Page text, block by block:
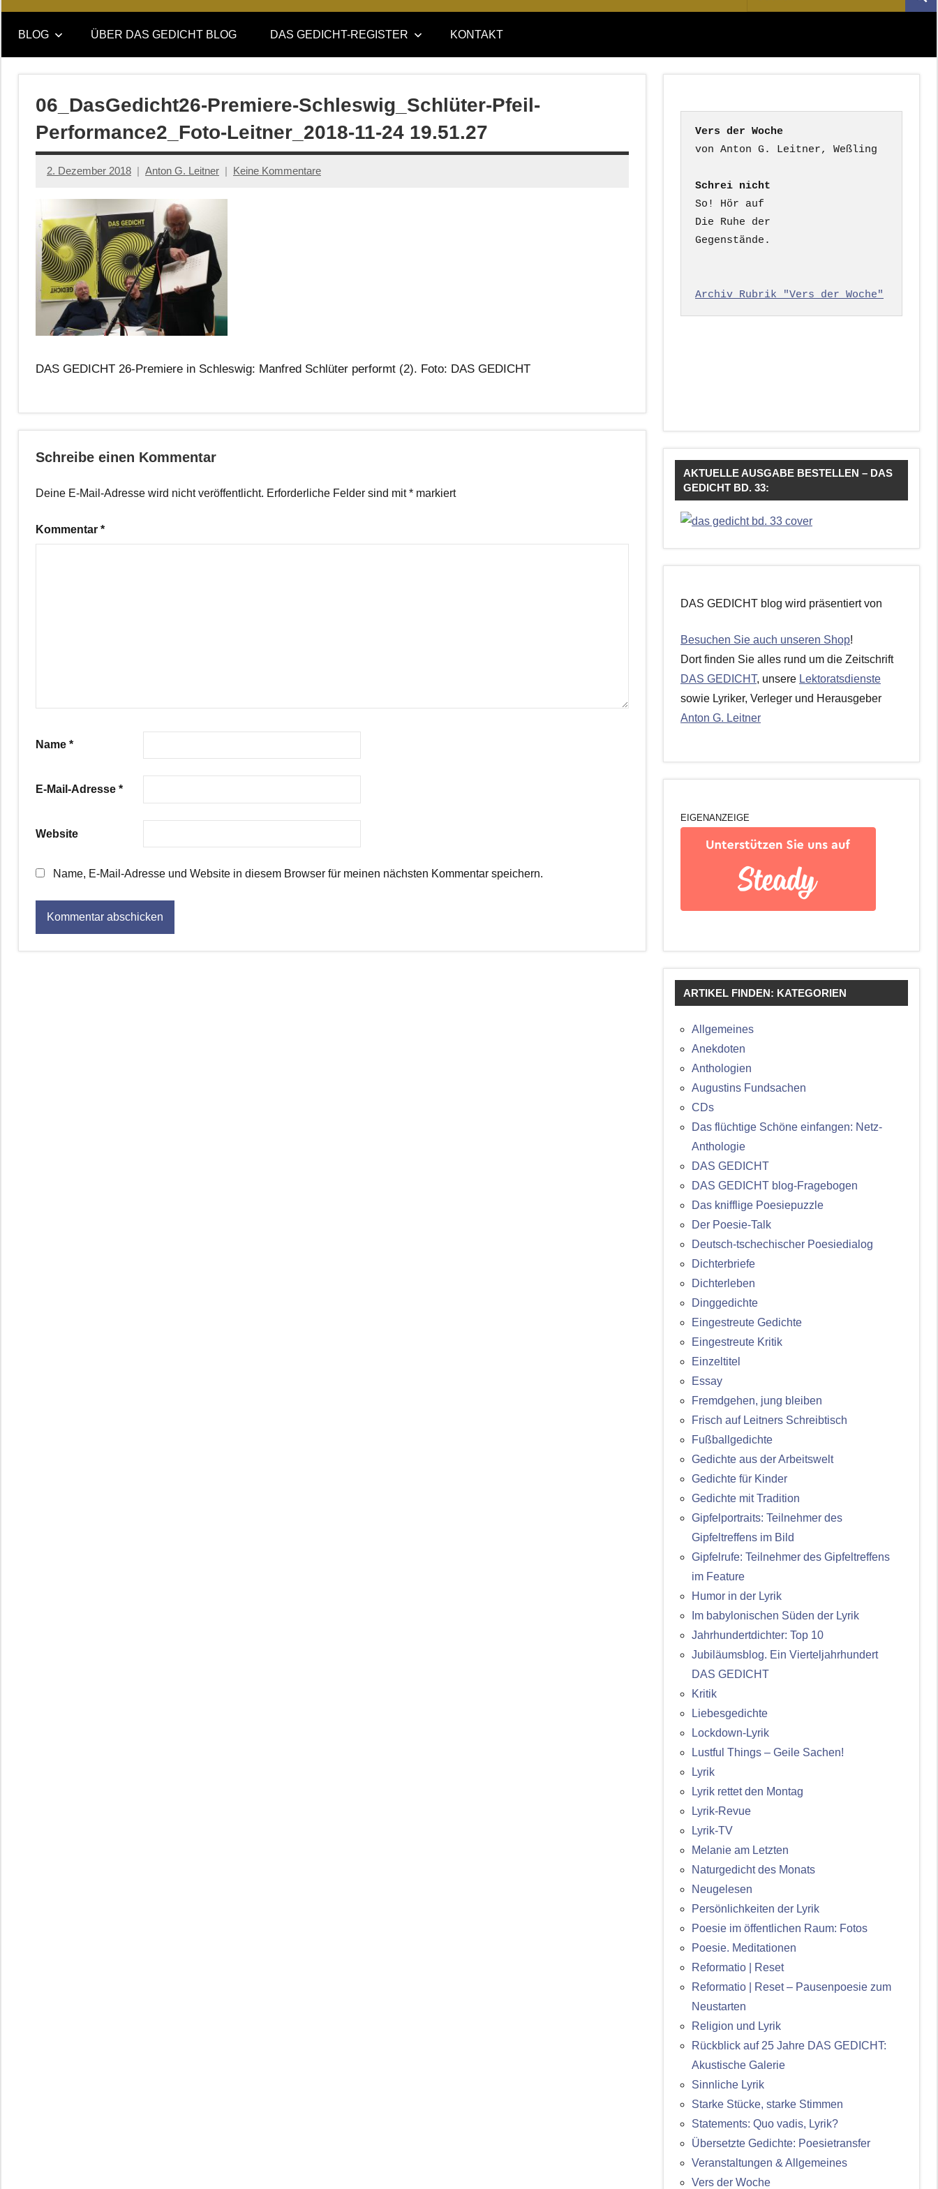
DAS
GEDICHT
blog
DAS
GEDICHT.
Zeitschrift
nach:
BLOG ÜBER DAS GEDICHT BLOG DAS GEDICHT-REGISTER KONTAKT
06_DasGedicht26-Premiere-Schleswig_Schlüter-Pfeil-
Performance2_Foto-Leitner_2018-11-24 19.51.27
2. Dezember 2018 Anton G. Leitner Keine Kommentare
DAS GEDICHT 26-Premiere in Schleswig: Manfred Schlüter performt (2). Foto: DAS GEDICHT
Schreibe einen Kommentar
Deine E-Mail-Adresse wird nicht veröffentlicht. Erforderliche Felder sind mit* markiert
Kommentar *
Name *
E-Mail-Adresse *
Website
Name, E-Mail-Adresse und Website in diesem Browser für meinen nächsten Kommentar speichern.
Vers der Woche
Schrei nicht
So! Hör auf
Die Ruhe der
Gegenstände.
Archiv Rubrik "Vers der Woche"
AKTUELLE AUSGABE BESTELLEN – DAS
GEDICHT BD. 33:
DAS GEDICHT blog wird präsentiert von
Besuchen Sie auch unseren Shop!
Dort finden Sie alles rund um die Zeitschrift
DAS GEDICHT, unsere Lektoratsdienste
sowie Lyriker, Verleger und Herausgeber
Anton G. Leitner
EIGENANZEIGE
ARTIKEL FINDEN: KATEGORIEN
Allgemeines
Anekdoten
Anthologien
Augustins Fundsachen
CDs
Das flüchtige Schöne einfangen: Netz-
Anthologie
DAS GEDICHT
DAS GEDICHT blog-Fragebogen
Das knifflige Poesiepuzzle
Der Poesie-Talk
Deutsch-tschechischer Poesiedialog
Dichterbriefe
Dichterleben
Dinggedichte
Eingestreute Gedichte
Eingestreute Kritik
Einzeltitel
Essay
Fremdgehen, jung bleiben
Frisch auf Leitners Schreibtisch
Fußballgedichte
Gedichte aus der Arbeitswelt
Gedichte für Kinder
Gedichte mit Tradition
Gipfelportraits: Teilnehmer des
Gipfeltreffens im Bild
Gipfelrufe: Teilnehmer des Gipfeltreffens
im Feature
Humor in der Lyrik
Im babylonischen Süden der Lyrik
Jahrhundertdichter: Top 10
Jubiläumsblog. Ein Vierteljahrhundert
DAS GEDICHT
Kritik
Liebesgedichte
Lockdown-Lyrik
Lustful Things – Geile Sachen!
Lyrik
Lyrik rettet den Montag
Lyrik-Revue
Lyrik-TV
Melanie am Letzten
Naturgedicht des Monats
Neugelesen
Persönlichkeiten der Lyrik
Poesie im öffentlichen Raum: Fotos
Poesie. Meditationen
Reformatio | Reset
Reformatio | Reset – Pausenpoesie zum
Neustarten
Religion und Lyrik
Rückblick auf 25 Jahre DAS GEDICHT:
Akustische Galerie
Sinnliche Lyrik
Starke Stücke, starke Stimmen
Statements: Quo vadis, Lyrik?
Übersetzte Gedichte: Poesietransfer
Veranstaltungen & Allgemeines
Vers der Woche